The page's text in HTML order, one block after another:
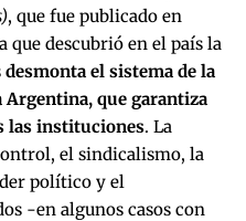
, que fue publicado en
que descubrió en el país la
desmonta el sistema de la
que garantiza
las instituciones. La
el sindicalismo, la
político y el
-en algunos casos con